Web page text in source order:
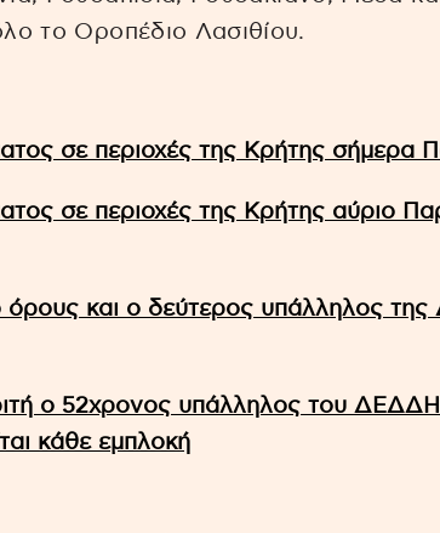
το Οροπέδιο Λασιθίου.
σε περιοχές της Κρήτης σήμερα
σε περιοχές της Κρήτης αύριο
όρους και ο δεύτερος υπάλληλος
ο 52χρονος υπάλληλος του
κάθε εμπλοκή